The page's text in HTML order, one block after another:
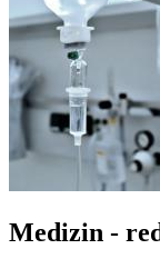
Medizin -